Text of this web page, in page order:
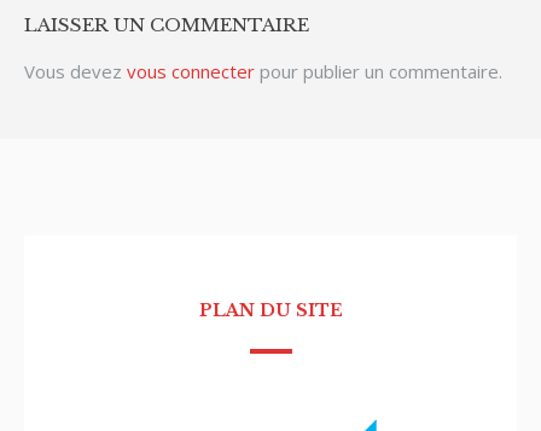
LAISSER UN COMMENTAIRE
Vous devez vous connecter pour publier un commentaire.
PLAN DU SITE